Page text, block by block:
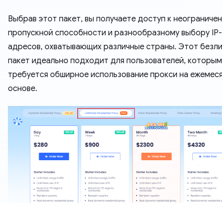
Выбрав этот пакет, вы получаете доступ к
пропускной способности и разнообразному выбору IP-
адресов, охватывающих различные страны. Этот
пакет идеально подходит для пользователей, которым
требуется обширное использование прокси на
основе.